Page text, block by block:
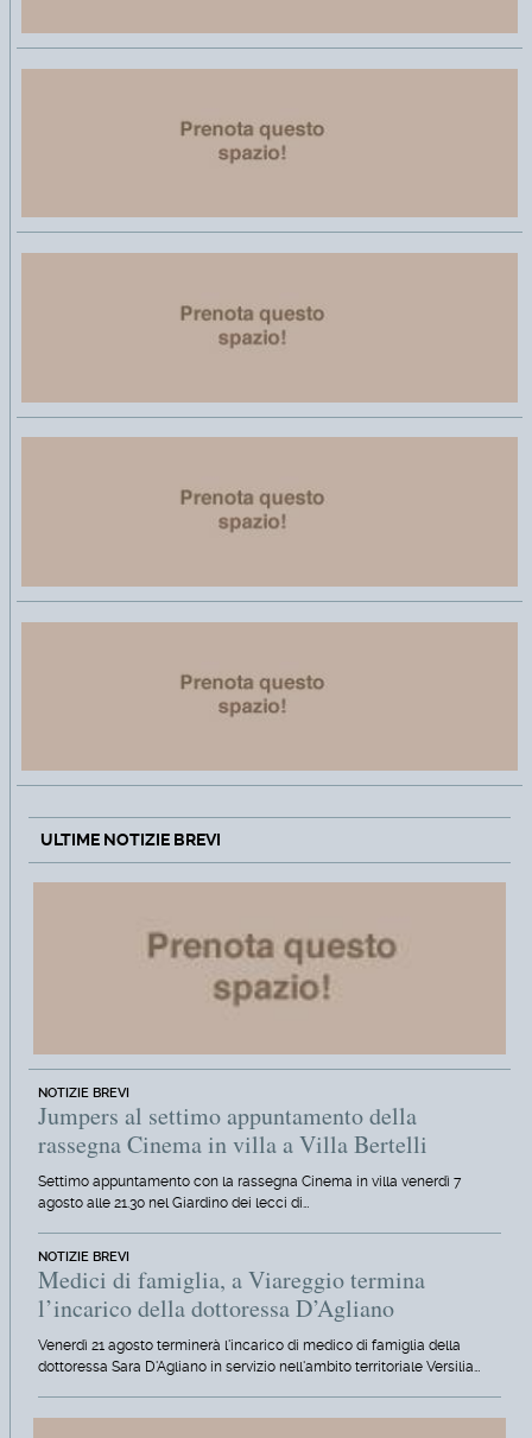
ULTIME NOTIZIE BREVI
NOTIZIE BREVI
Jumpers al settimo appuntamento della
rassegna Cinema in villa a Villa Bertelli
Settimo appuntamento con la rassegna Cinema in villa venerdì 7
agosto alle 21.30 nel Giardino dei lecci di…
NOTIZIE BREVI
Medici di famiglia, a Viareggio termina
l’incarico della dottoressa D’Agliano
Venerdì 21 agosto terminerà l'incarico di medico di famiglia della
dottoressa Sara D'Agliano in servizio nell'ambito territoriale Versilia…